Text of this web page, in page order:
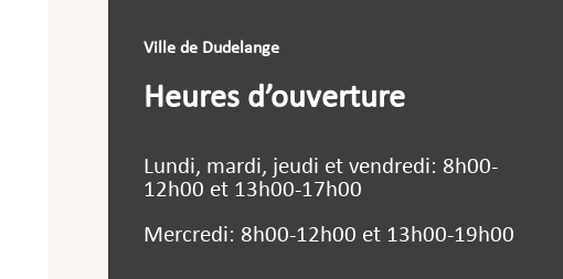
Ville de Dudelange
Heures d’ouverture
Lundi, mardi, jeudi et vendredi: 8h00-
12h00 et 13h00-17h00
Mercredi: 8h00-12h00 et 13h00-19h00